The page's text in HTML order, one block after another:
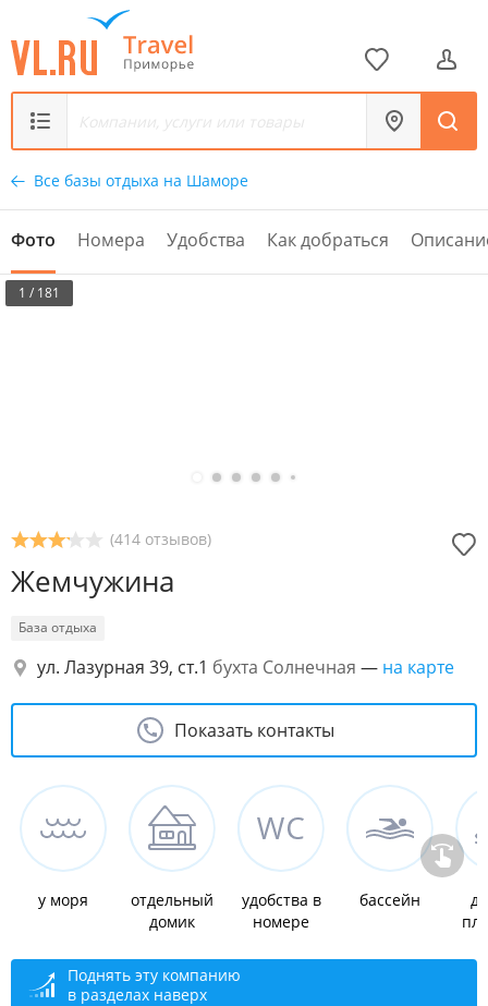
Все базы отдыха на Шаморе
Фото Номера Удобства Как добраться
1 / 181
(414 отзывов)
Жемчужина
База отдыха
ул. Лазурная 39, ст.1 бухта Солнечная — на карте
Показать контакты
у моря
отдельный
домик
удобства в
номере
бассейн
Поднять эту компанию
в разделах наверх